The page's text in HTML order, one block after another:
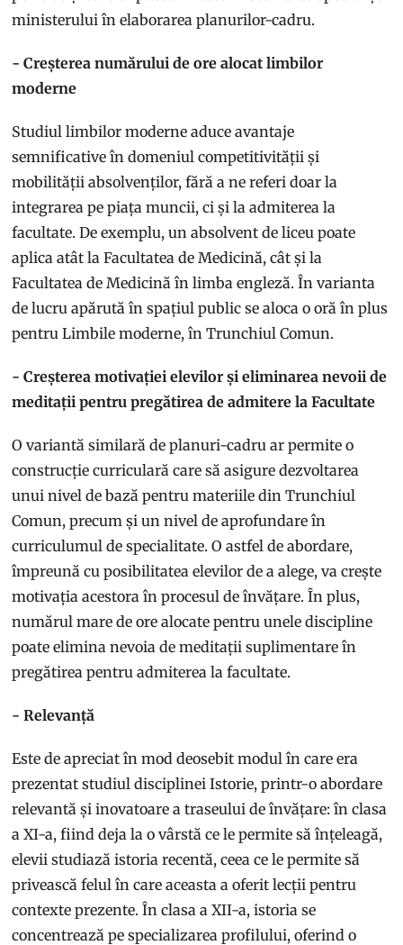
ministerului în elaborarea planurilor-cadru.
- Creșterea numărului de ore alocat limbilor
moderne
Studiul limbilor moderne aduce avantaje
semnificative în domeniul competitivității și
mobilității absolvenților, fără a ne referi doar la
integrarea pe piața muncii, ci și la admiterea la
facultate. De exemplu, un absolvent de liceu poate
aplica atât la Facultatea de Medicină, cât și la
Facultatea de Medicină în limba engleză. În varianta
de lucru apărută în spațiul public se aloca o oră în plus
pentru Limbile moderne, în Trunchiul Comun.
- Creșterea motivației elevilor și eliminarea nevoii de
meditații pentru pregătirea de admitere la Facultate
O variantă similară de planuri-cadru ar permite o
construcție curriculară care să asigure dezvoltarea
unui nivel de bază pentru materiile din Trunchiul
Comun, precum și un nivel de aprofundare în
curriculumul de specialitate. O astfel de abordare,
împreună cu posibilitatea elevilor de a alege, va crește
motivația acestora în procesul de învățare. În plus,
numărul mare de ore alocate pentru unele discipline
poate elimina nevoia de meditații suplimentare în
pregătirea pentru admiterea la facultate.
- Relevanță
Este de apreciat în mod deosebit modul în care era
prezentat studiul disciplinei Istorie, printr-o abordare
relevantă și inovatoare a traseului de învățare: în clasa
a XI-a, fiind deja la o vârstă ce le permite să înțeleagă,
elevii studiază istoria recentă, ceea ce le permite să
privească felul în care aceasta a oferit lecții pentru
contexte prezente. În clasa a XII-a, istoria se
concentrează pe specializarea profilului, oferind o